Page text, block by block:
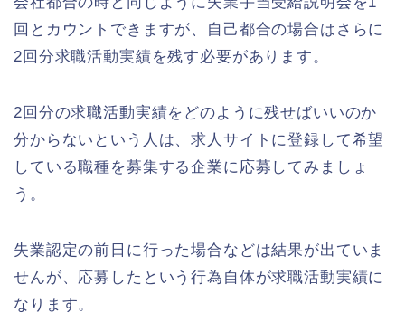
回とカウントできますが、自己都合の場合はさらに
2回分求職活動実績を残す必要があります。
2回分の求職活動実績をどのように残せばいいのか
分からないという人は、求人サイトに登録して希望
している職種を募集する企業に応募してみましょ
う。
失業認定の前日に行った場合などは結果が出ていま
せんが、応募したという行為自体が求職活動実績に
なります。